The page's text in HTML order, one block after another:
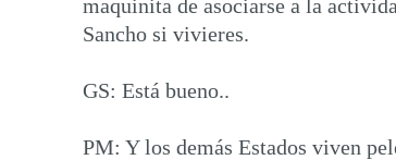
maquinita de asociarse a la
Sancho si vivieres.
GS: Está bueno..
PM: Y los demás Estados viven